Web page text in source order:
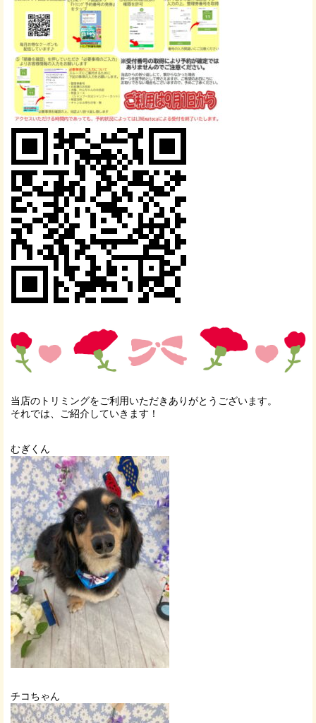
当店のトリミングをご利用いただきありがとうございます。
それでは、ご紹介していきます！
むぎくん
チコちゃん